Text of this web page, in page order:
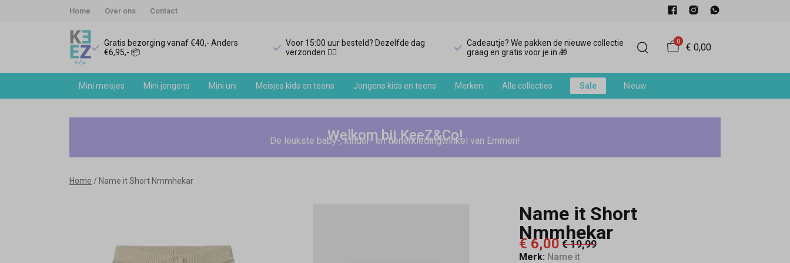
Home Over ons Contact
Gratis bezorging vanaf €40,- Anders
€6,95,- 📦
Voor 15:00 uur besteld? Dezelfde dag
verzonden 🏃‍♀️
Cadeautje? We pakken de nieuwe collectie
graag en gratis voor je in 🎁
0
€ 0,00
Mini meisjes Mini jongens Mini uni Meisjes kids en teens Jongens kids en teens Merken Alle collecties Sale Nieuw
Name
Nmmhekar
Keez&Co
Welkom bij KeeZ&Co!
De leukste baby-, kinder- en tienerkledingwinkel van Emmen!
Home Name it Short Nmmhekar
Name it Short
Nmmhekar
€ 6,00 € 19,99
Merk: Name it